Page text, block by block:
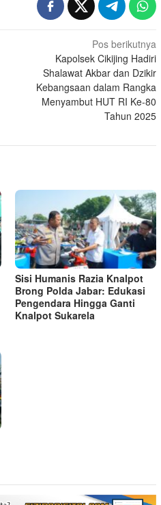
Pos berikutnya
Kapolsek Cikijing Hadiri
Shalawat Akbar dan Dzikir
Kebangsaan dalam Rangka
Menyambut HUT RI Ke-80
Tahun 2025
Sisi Humanis Razia Knalpot
Brong Polda Jabar: Edukasi
Pengendara Hingga Ganti
Knalpot Sukarela